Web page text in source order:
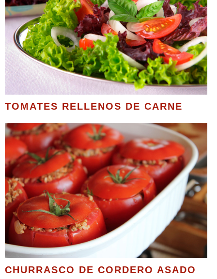
TOMATES RELLENOS DE CARNE
CHURRASCO DE CORDERO ASADO